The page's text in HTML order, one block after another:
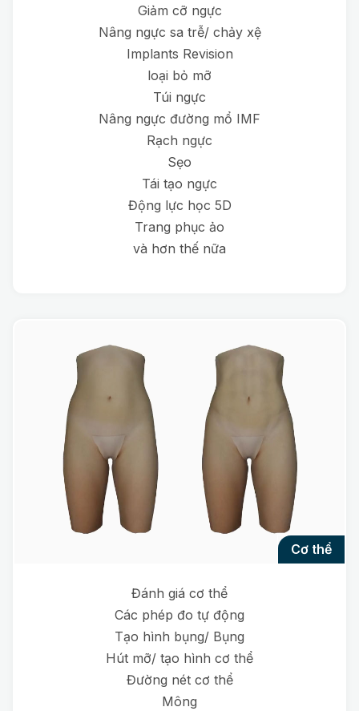
Giảm cỡ ngực
Nâng ngực sa trễ/ chảy xệ
Implants Revision
loại bỏ mỡ
Túi ngực
Nâng ngực đường mổ IMF
Rạch ngực
Sẹo
Tái tạo ngực
Động lực học 5D
Trang phục ảo
và hơn thế nữa
cơ thể
Đánh giá cơ thể
Các phép đo tự động
Tạo hình bụng/ Bụng
Hút mỡ/ tạo hình cơ thể
Đường nét cơ thể
Mông